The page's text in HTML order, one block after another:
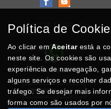
37°08'27.5"N 8°32'13.9"W
Posso Ajudar?
Política de
Ao clicar emAceitarestá a
neste site. Os cookies são
experiência de navegação,
alguns serviços e recolher
tráfego. Se desejar mais
forma como são usados por